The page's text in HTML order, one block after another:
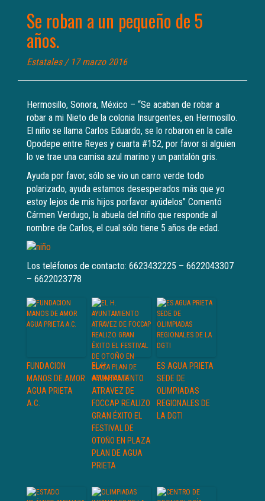
Se roban a un pequeño de 5
años.
Estatales/ 17 marzo 2016
Hermosillo, Sonora, México – “Se acaban de robar a
robar a mi Nieto de la colonia Insurgentes, en Hermosillo.
El niño se llama Carlos Eduardo, se lo robaron en la calle
Opodepe entre Reyes y cuarta #152, por favor si alguien
lo ve trae una camisa azul marino y un pantalón gris.
Ayuda por favor, sólo se vio un carro verde todo
polarizado, ayuda estamos desesperados más que yo
estoy lejos de mis hijos porfavor ayúdelos” Comentó
Cármen Verdugo, la abuela del niño que responde al
nombre de Carlos, el cual sólo tiene 5 años de edad.
Los teléfonos de contacto: 6623432225 – 6622043307
– 6622023778
FUNDACION
MANOS DE AMOR
AGUA PRIETA
A.C.
EL H.
AYUNTAMIENTO
ATRAVEZ DE
FOCCAP REALIZO
GRAN ÉXITO EL
FESTIVAL DE
OTOÑO EN PLAZA
PLAN DE AGUA
PRIETA
ES AGUA PRIETA
SEDE DE
OLIMPIADAS
REGIONALES DE
LA DGTI